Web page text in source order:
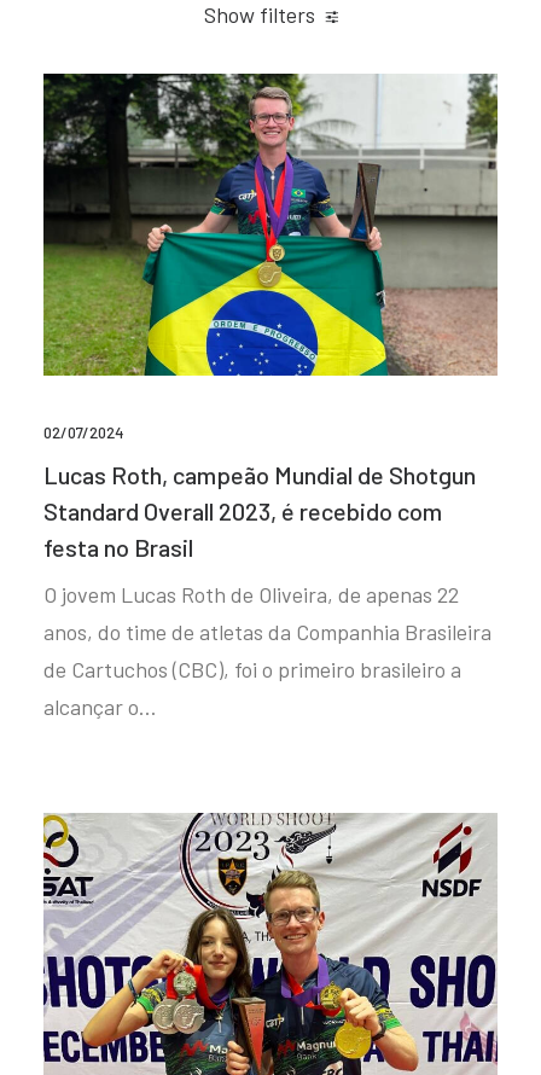
Show filters
02/07/2024
Lucas Roth, campeão Mundial de Shotgun
Standard Overall 2023, é recebido com
festa no Brasil
O jovem Lucas Roth de Oliveira, de apenas 22
anos, do time de atletas da Companhia Brasileira
de Cartuchos (CBC), foi o primeiro brasileiro a
alcançar o…